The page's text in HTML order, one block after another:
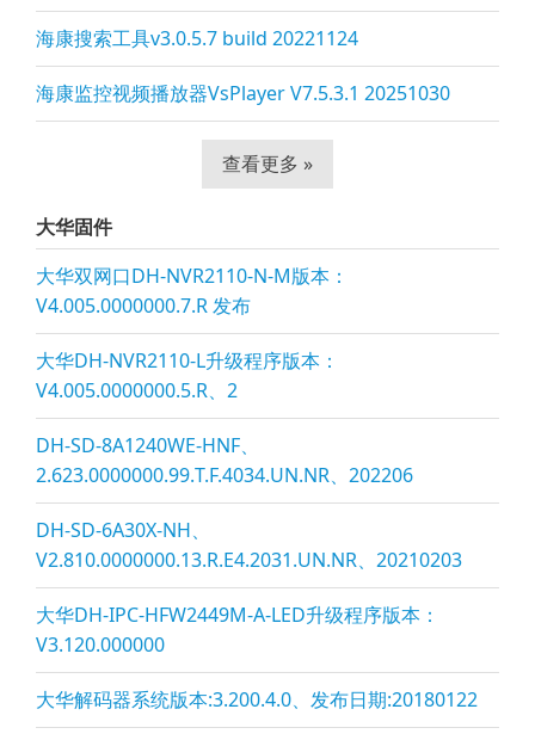
海康搜索工具v3.0.5.7 build 20221124
海康监控视频播放器VsPlayer V7.5.3.1 20251030
查看更多 »
大华固件
大华双网口DH-NVR2110-N-M版本：
V4.005.0000000.7.R 发布
大华DH-NVR2110-L升级程序版本：
V4.005.0000000.5.R、2
DH-SD-8A1240WE-HNF、
2.623.0000000.99.T.F.4034.UN.NR、202206
DH-SD-6A30X-NH、
V2.810.0000000.13.R.E4.2031.UN.NR、20210203
大华DH-IPC-HFW2449M-A-LED升级程序版本：
V3.120.000000
大华解码器系统版本:3.200.4.0、发布日期:20180122